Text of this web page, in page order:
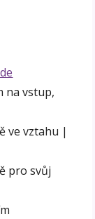
na vstup,
ve vztahu |
pro svůj